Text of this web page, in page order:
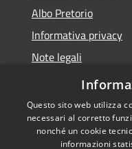
Albo Pretorio
Informativa privacy
Note legali
Dichiarazione di
Questo sito web utilizza
necessari al corretto
nonché un cookie
informazioni